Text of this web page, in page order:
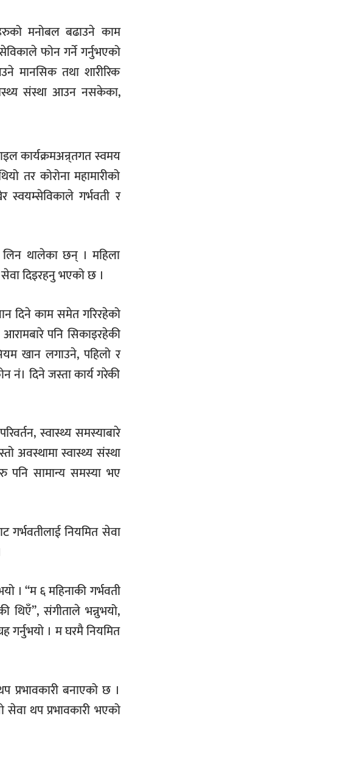
मनोबल बढाउने काम
फोन गर्ने गर्नुभएको
मानसिक तथा शारीरिक
संस्था आउन नसकेका,
कार्यक्रमअन्र्तगत स्वमय
तर कोरोना महामारीको
स्वयम्सेविकाले गर्भवती र
लिन थालेका छन् । महिला
दिइरहनु भएको छ ।
दिने काम समेत गरिरहेको
पनि सिकाइरहेकी
खान लगाउने, पहिलो र
नं। दिने जस्ता कार्य गरेकी
स्वास्थ्य समस्याबारे
अवस्थामा स्वास्थ्य संस्था
पनि सामान्य समस्या भए
गर्भवतीलाई नियमित सेवा
‘‘म ६ महिनाकी गर्भवती
थिएँ’’, संगीताले भन्नुभयो,
गर्नुभयो । म घरमै नियमित
बनाएको छ ।
सेवा थप प्रभावकारी भएको